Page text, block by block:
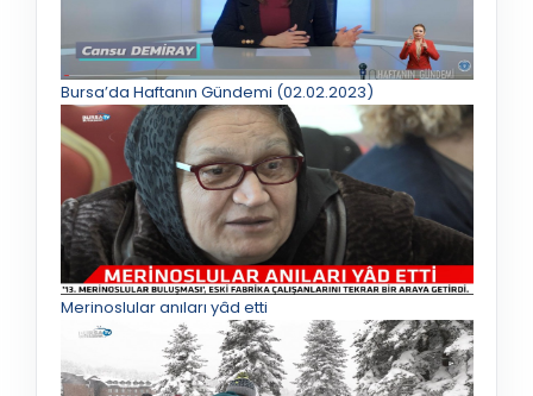
Bursa’da Haftanın Gündemi (02.02.2023)
Merinoslular anıları yâd etti